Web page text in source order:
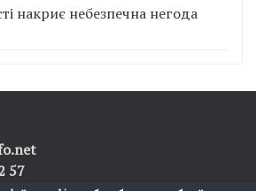
накриє небезпечна негода
57